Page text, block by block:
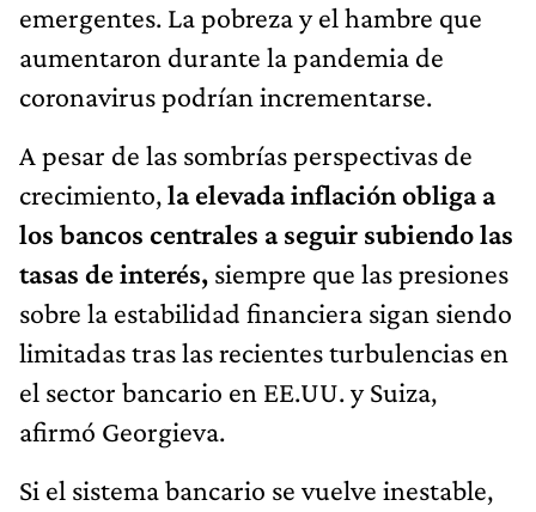
emergentes. La pobreza y el hambre que
aumentaron durante la pandemia de
coronavirus podrían incrementarse.
A pesar de las sombrías perspectivas de
crecimiento,la elevada inflación obliga a
los bancos centrales a seguir subiendo las
tasas de interés, siempre que las presiones
sobre la estabilidad financiera sigan siendo
limitadas tras las recientes turbulencias en
el sector bancario en EE.UU. y Suiza,
afirmó Georgieva.
Si el sistema bancario se vuelve inestable,